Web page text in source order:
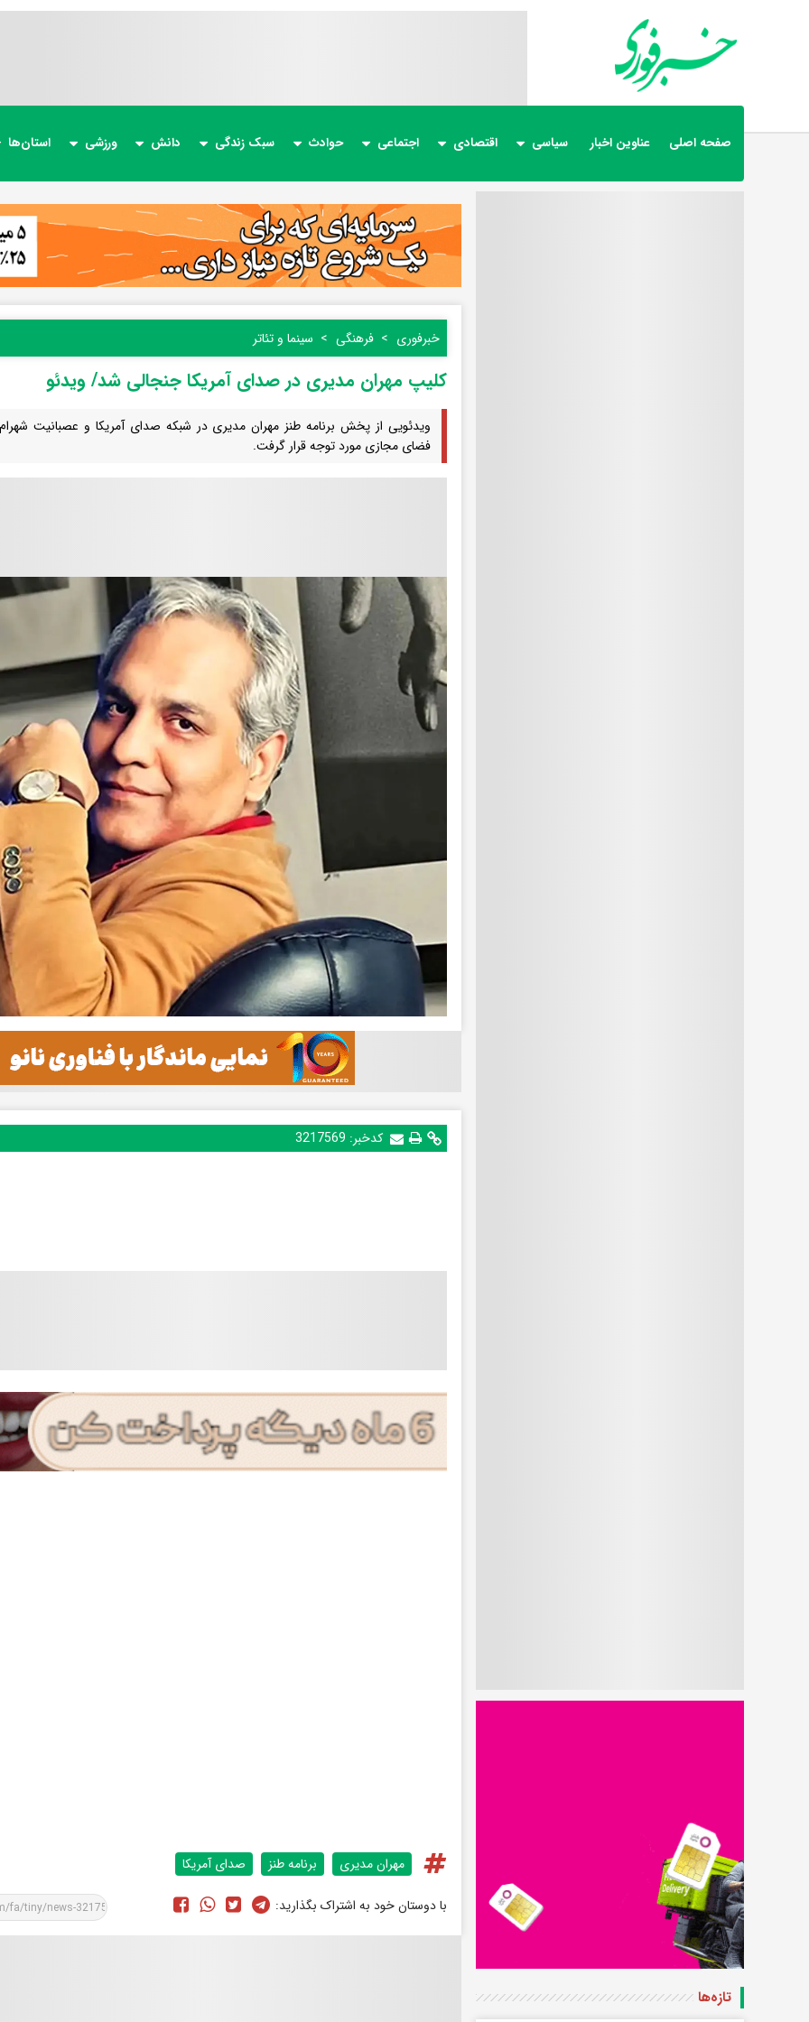
صفحه اصلی عناوین اخبار سیاسی اقتصادی اجتماعی حوادث سبک زندگی دانش ورزشی استان‌ها
خبرفوری فرهنگی سینما و تئاتر
کلیپ مهران مدیری در صدای آمریکا جنجالی شد/ ویدئو
ویدئویی از پخش برنامه طنز مهران مدیری در شبکه صدای آمریکا و عصبانیت
فضای مجازی مورد توجه قرار گرفت.
کدخبر: 3217569
مهران مدیری برنامه طنز صدای آمریکا
با دوستان خود به اشتراک بگذارید:
تازه‌ها